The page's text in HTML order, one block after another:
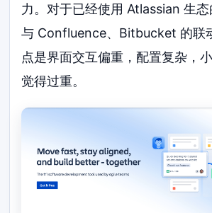
力。对于已经使用 Atlassian 生
与 Confluence、Bitbucket 的联
点是界面交互偏重，配置复杂，
觉得过重。